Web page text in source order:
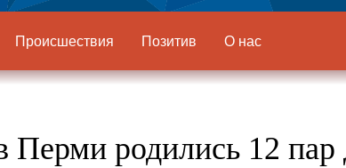
Происшествия Позитив О нас
Перми родились 12